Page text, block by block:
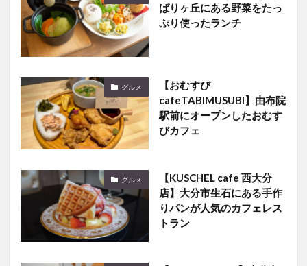
ばりヶ丘にある野菜をたっ
ぷり使ったランチ
グルメ
【おむすび
cafeTABIMUSUBI】由布院
駅前にオープンしたおむす
びカフェ
グルメ
【KUSCHEL cafe 西大分
店】大分市生石にある手作
りパンが人気のカフェレス
トラン